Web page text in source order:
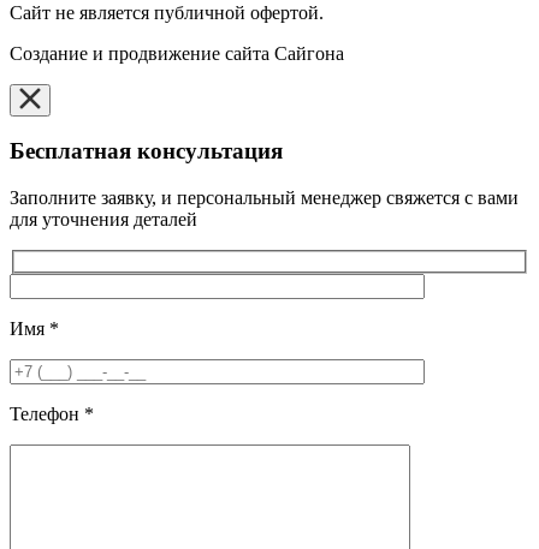
Cайт не является публичной офертой.
Создание и продвижение сайта Сайгона
Бесплатная консультация
Заполните заявку, и персональный менеджер свяжется с вами
для уточнения деталей
Имя *
Телефон *